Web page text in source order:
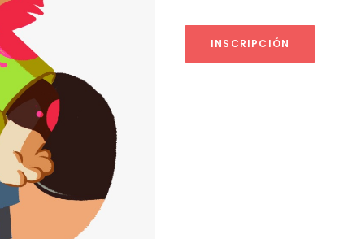
INSCRIPCIÓN